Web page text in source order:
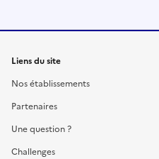
Liens du site
Nos établissements
Partenaires
Une question ?
Challenges